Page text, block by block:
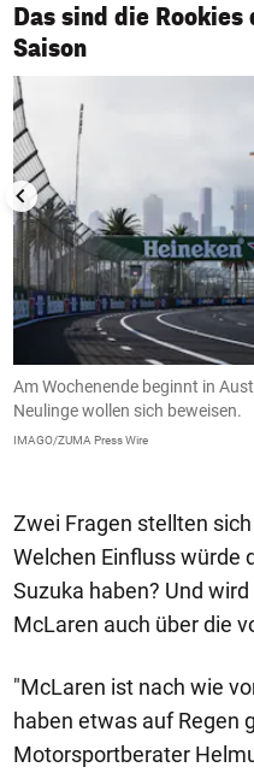
Das sind die Rookies
Saison
1/7
Am Wochenende beginnt in
Neulinge wollen sich beweisen.
IMAGO/ZUMA Press Wire
Zwei Fragen stellten
Welchen Einfluss würde
Suzuka haben? Und
McLaren auch über die
"McLaren ist nach wie
haben etwas auf Regen
Motorsportberater